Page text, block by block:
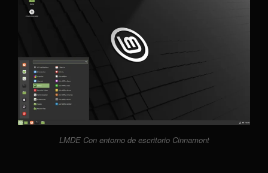
LMDE Con entorno de escritorio Cinnamont